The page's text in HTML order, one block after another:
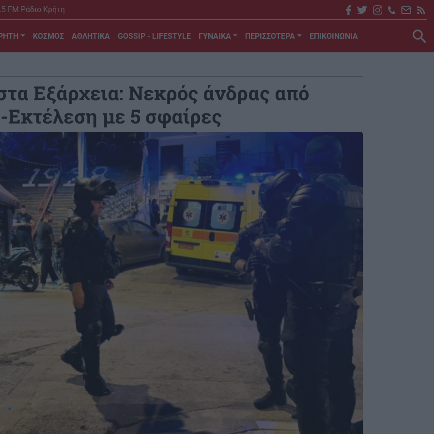
FM Ράδιο Κρήτη
ΚΟΣΜΟΣ ΑΘΛΗΤΙΚΑ GOSSIP - LIFESTYLE ΓΥΝΑΙΚΑ ΠΕΡΙΣΣΟΤΕΡΑ ΕΠΙΚΟΙΝΩΝΙΑ
Εξάρχεια: Νεκρός άνδρας από
Εκτέλεση με 5 σφαίρες